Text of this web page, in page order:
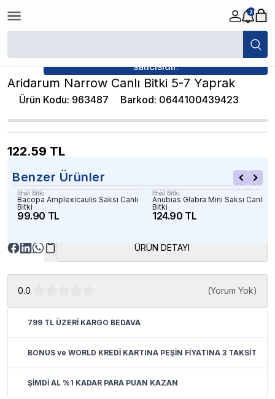
2
/
satıcısıdır.
Aridarum Narrow Canlı Bitki 5-7 Yaprak
Ürün Kodu: 963487 Barkod: 0644100439423
122.59 TL
Benzer Ürünler
İthâl Bitki
Bacopa Amplexicaulis Saksı Canlı
Bitki
99.90 TL
İthâl Bitki
Anubias Glabra Mini Saksı Canlı
Bitki
124.90 TL
ÜRÜN DETAYI
0.0 (Yorum Yok)
799 TL ÜZERİ KARGO BEDAVA
BONUS ve WORLD KREDİ KARTINA PEŞİN FİYATINA 3 TAKSİT
ŞİMDİ AL %1 KADAR PARA PUAN KAZAN